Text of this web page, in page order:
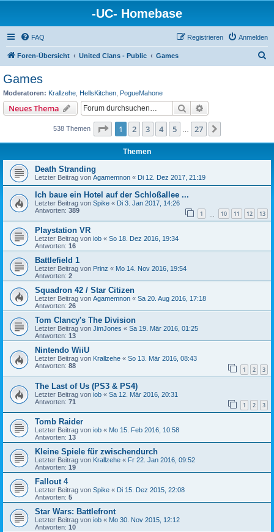
-UC- Homebase
FAQ Anmelden
Registrieren
Foren-Übersicht United Clans - Public Games
Games
Moderatoren: Krallzehe HellsKitchen PogueMahone
Neues Thema Suche
538 Themen Seite 1von 27
1 2 3 4 5 27
Themen
Death Stranding
Letzter Beitrag von Agamemnon « Di 12. Dez 2017, 21:19
Ich baue ein Hotel auf der Schloßallee ...
Letzter Beitrag von Spike « Di 3. Jan 2017, 14:26
Antworten: 389 1 10 11 12 13
Playstation VR
Letzter Beitrag von iob « So 18. Dez 2016, 19:34
Antworten: 16
Battlefield 1
Letzter Beitrag von Prinz « Mo 14. Nov 2016, 19:54
Antworten: 2
Squadron 42 / Star Citizen
Letzter Beitrag von Agamemnon « Sa 20. Aug 2016, 17:18
Antworten: 26
Tom Clancy's The Division
Letzter Beitrag von JimJones « Sa 19. Mär 2016, 01:25
Antworten: 13
Nintendo WiiU
Letzter Beitrag von Krallzehe « So 13. Mär 2016, 08:43
Antworten: 88 1 2 3
The Last of Us (PS3 & PS4)
Letzter Beitrag von iob « Sa 12. Mär 2016, 20:31
Antworten: 71 1 2 3
Tomb Raider
Letzter Beitrag von iob « Mo 15. Feb 2016, 10:58
Antworten: 13
Kleine Spiele für zwischendurch
Letzter Beitrag von Krallzehe « Fr 22. Jan 2016, 09:52
Antworten: 19
Fallout 4
Letzter Beitrag von Spike « Di 15. Dez 2015, 22:08
Antworten: 5
Star Wars: Battlefront
Letzter Beitrag von iob « Mo 30. Nov 2015, 12:12
Antworten: 10